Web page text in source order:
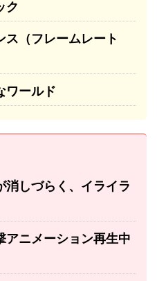
ク
ス（フレームレート
ワールド
消しづらく、イライラ
アニメーション再生中